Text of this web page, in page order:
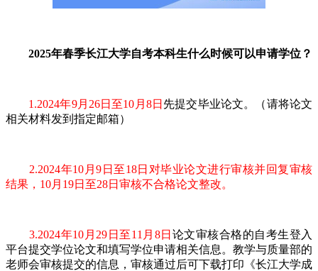
2025年春季长江大学自考本科生什么时候可以申请学位？
1.2024年9月26日至10月8日 先提交毕业论文。（请将论文
相关材料发到指定邮箱）
2.2024年10月9日至18日对毕业论文进行审核并回复审核
结果，10月19日至28日审核不合格论文整改。
3.2024年10月29日至11月8日 论文审核合格的自考生登入
平台提交学位论文和填写学位申请相关信息。教学与质量部的
老师会审核提交的信息，审核通过后可下载打印《长江大学成